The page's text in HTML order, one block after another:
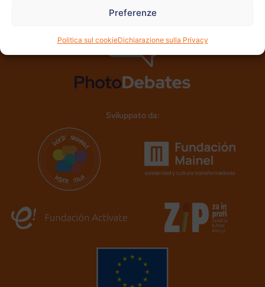
Preferenze
Politica sul cookieDichiarazione sulla Privacy
Sviluppato da: